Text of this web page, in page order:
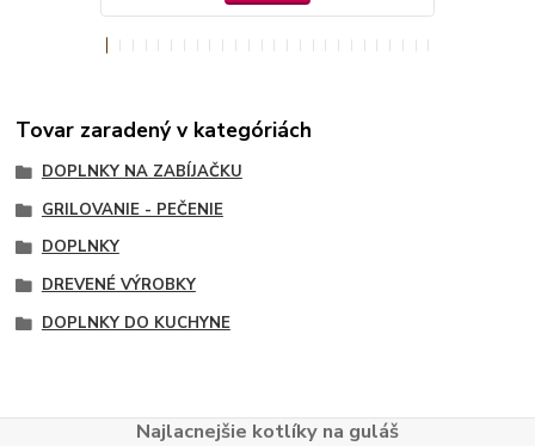
Tovar zaradený v kategóriách
DOPLNKY NA ZABÍJAČKU
GRILOVANIE - PEČENIE
DOPLNKY
DREVENÉ VÝROBKY
DOPLNKY DO KUCHYNE
Najlacnejšie kotlíky na guláš